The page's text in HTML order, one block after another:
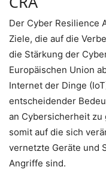
Der Cyber Resilience
Ziele, die auf die
die Stärkung der
Europäischen Union
Internet der Dinge
entscheidender
an Cybersicherheit
somit auf die sich
vernetzte Geräte und
Angriffe sind.